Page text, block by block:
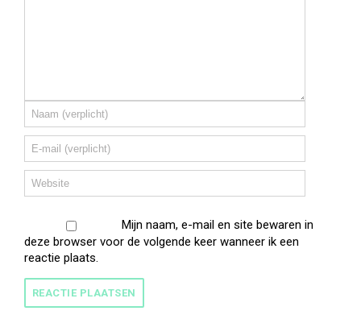
Mijn naam, e-mail en site bewaren in
deze browser voor de volgende keer wanneer ik een
reactie plaats.